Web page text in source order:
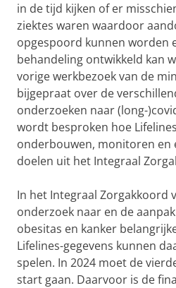
in de tijd kijken of er
ziektes waren waardoor
opgespoord kunnen worden
behandeling ontwikkeld kan
vorige werkbezoek van de
bijgepraat over de
onderzoeken naar (long-
wordt besproken hoe
onderbouwen, monitoren
doelen uit het Integraal
In het Integraal Zorgakkoord
onderzoek naar en de
obesitas en kanker
Lifelines-gegevens kunnen
spelen. In 2024 moet de
start gaan. Daarvoor is de